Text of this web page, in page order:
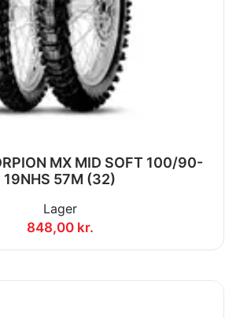
MX MID SOFT 100/90-
19NHS 57M (32)
Lager
848,00 kr.